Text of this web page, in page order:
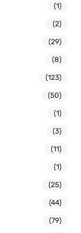
(1)
(2)
(29)
(8)
(123)
(50)
(1)
(3)
(11)
(1)
(25)
(44)
(79)